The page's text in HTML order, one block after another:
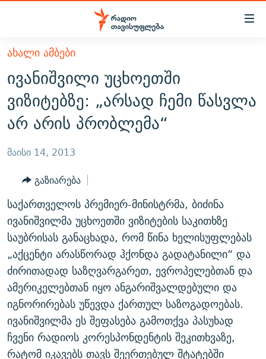
Accessibility
მთავარ
შინაარსზე
დაბრუნება
მთავარ
ნავიგაციაზე
დაბრუნება
ძიებაზე
ᲐᲮᲐᲚᲘ ᲐᲛᲑᲔᲑᲘ
ᲗᲔᲛᲔᲑᲘ
ᲞᲝᲚᲘᲢᲘᲙᲐ
ᲔᲙᲝᲜᲝᲛᲘᲙᲐ
ᲡᲐᲖᲝᲒᲐᲓᲝᲔᲑᲐ
ᲕᲘᲓᲔᲝ
ᲑᲚᲝᲒᲔᲑᲘ
ᲞᲝᲓᲙᲐᲡᲢᲔᲑᲘ
60 ᲓᲔᲪᲘᲑᲔᲚᲘ
ᲒᲐᲜᲙᲘᲗᲮᲕᲘᲡ ᲓᲦᲔ
ᲓᲘᲚᲘᲡ ᲡᲐᲣᲑᲠᲔᲑᲘ
ᲛᲝᲚᲐᲞᲐᲠᲐᲙᲔ ᲢᲔᲥᲡᲢᲔᲑᲘ
ᲨᲘᲜ - ᲣᲪᲮᲝᲔᲗᲨᲘ
ᲚᲘᲢᲔᲠᲐᲢᲣᲠᲣᲚᲘ ᲬᲐᲮᲜᲐᲒᲔᲑᲘ
ᲐᲛᲔᲠᲘᲙᲣᲚᲘ ᲛᲝᲗᲮᲠᲝᲑᲐ
ᲤᲔᲜᲝᲕᲐᲜᲘ - 2.10
ᲗᲥᲕᲔᲜᲘ ᲞᲣᲑᲚᲘᲙᲐᲪᲘᲔᲑᲘ
ᲞᲠᲝᲔᲥᲢᲔᲑᲘ
ᲣᲙᲠᲐᲘᲜᲐᲨᲘ ᲓᲐᲦᲣᲞᲣᲚᲘ ᲥᲐᲠᲗᲕᲔᲚᲘ ᲛᲔᲑᲠᲫᲝᲚᲔᲑᲘ - 2022
ᲓᲐᲛᲝᲣᲙᲘᲓᲔᲑᲚᲝᲑᲘᲡ 100 ᲬᲔᲚᲘ
ᲩᲔᲛᲘ ᲡᲘᲙᲕᲓᲘᲚᲘᲡ ᲛᲘᲖᲔᲖᲘᲐ COVID-19
11 ᲬᲔᲚᲘ - 11 ᲐᲛᲑᲐᲕᲘ
ᲡᲐᲞᲐᲠᲚᲐᲛᲔᲜᲢᲝ ᲐᲠᲩᲔᲕᲜᲔᲑᲘᲡ ᲘᲡᲢᲝᲠᲘᲐ
ᲑᲐᲕᲨᲕᲔᲑᲘ ᲞᲠᲝᲡᲢᲘᲢᲣᲪᲘᲐᲨᲘ - ᲐᲛᲝᲣᲗᲥᲛᲔᲚᲘ ᲐᲛᲑᲐᲕᲘ
ЭХО КАВКАЗА
ᲒᲐᲛᲝᲘᲬᲔᲠᲔ
ᲐᲮᲐᲚᲘ ᲐᲛᲑᲔᲑᲘ
ივანიშვილი უცხოეთში
ვიზიტებზე: „არსად ჩემი წასვლა
არ არის პრობლემა“
მაისი 14, 2013
გაზიარება
საქართველოს პრემიერ-მინისტრმა, ბიძინა
ივანიშვილმა უცხოეთში ვიზიტების საკითხზე
საუბრისას განაცხადა, რომ წინა ხელისუფლებას
„აქცენტი არასწორად ჰქონდა გადატანილი“ და
ძირითადად საზღვარგარეთ, ევროპელებთან და
ამერიკელებთან იყო ანგარიშვალდებული და
იგნორირებას უწევდა ქართულ საზოგადოებას.
ივანიშვილმა ეს შეფასება გამოთქვა პასუხად
ჩვენი რადიოს კორესპონდენტის შეკითხვაზე,
რატომ იკავებს თავს შეერთებულ შტატებში